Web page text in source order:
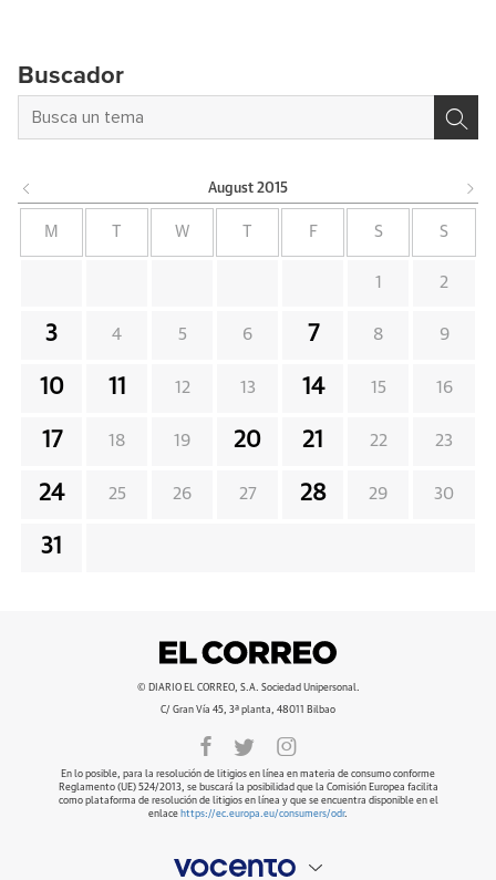
Buscador
August 2015
M W F S S
1 2
3 4 5 6 7 8 9
10 11 12 13 14 15 16
17 18 19 20 21 22 23
24 25 26 27 28 29 30
31
© DIARIO EL CORREO, S.A. Sociedad Unipersonal.
C/ Gran Vía 45, 3ª planta, 48011 Bilbao
En lo posible, para la resolución de litigios en línea en materia de consumo conforme
Reglamento (UE) 524/2013, se buscará la posibilidad que la Comisión Europea facilita
como plataforma de resolución de litigios en línea y que se encuentra disponible en el
enlace https://ec.europa.eu/consumers/odr.